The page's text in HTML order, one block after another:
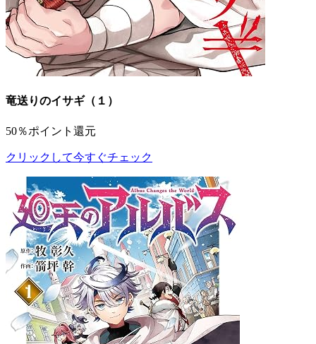
竜送りのイサギ（１）
50％ポイント還元
クリックして今すぐチェック